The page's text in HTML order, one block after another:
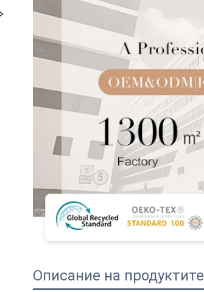
Описание на продуктите